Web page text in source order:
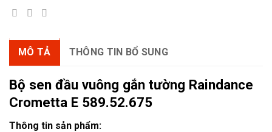
MÔ TẢ THÔNG TIN BỔ SUNG
Bộ sen đầu vuông gắn tường Raindance
Crometta E 589.52.675
Thông tin sản phẩm: